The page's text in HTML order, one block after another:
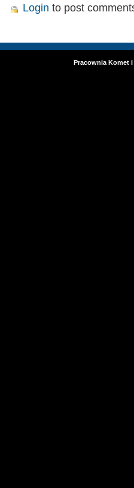
Login to post
Pracownia Komet